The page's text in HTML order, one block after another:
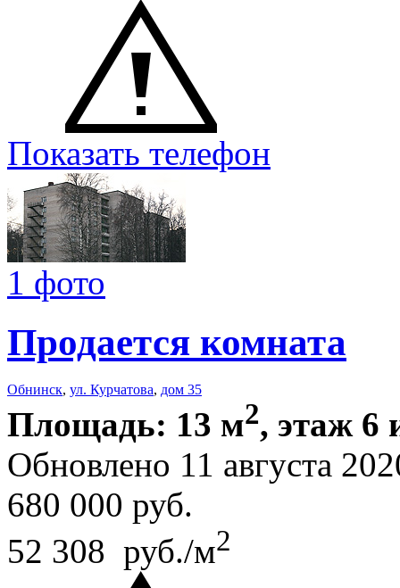
Показать телефон
1 фото
Продается комната
Обнинск, ул. Курчатова, дом 35
Площадь: 13 м2, этаж 6
Обновлено 11 августа
680 000 руб.
52 308 руб./м2